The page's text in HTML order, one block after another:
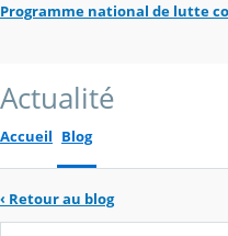
Programme national de lutte
Actualité
Accueil Blog
‹ Retour au blog